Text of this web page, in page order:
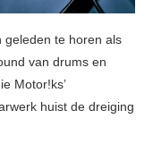
geleden te horen als
van drums en
Motor!ks’
huist de dreiging